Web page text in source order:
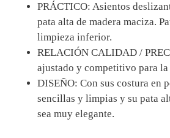
PRÁCTICO: Asientos
pata alta de madera maciza.
limpieza inferior.
RELACIÓN CALIDAD /
ajustado y competitivo para
DISEÑO: Con sus costura en
sencillas y limpias y su pata
sea muy elegante.